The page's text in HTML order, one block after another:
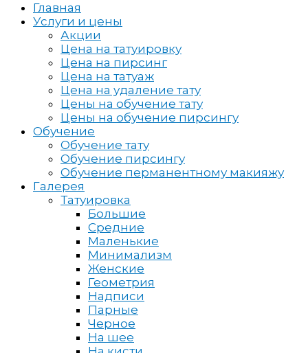
Главная
Услуги и цены
Акции
Цена на татуировку
Цена на пирсинг
Цена на татуаж
Цена на удаление тату
Цены на обучение тату
Цены на обучение пирсингу
Обучение
Обучение тату
Обучение пирсингу
Обучение перманентному макияжу
Галерея
Татуировка
Большие
Средние
Маленькие
Минимализм
Женские
Геометрия
Надписи
Парные
Черное
На шее